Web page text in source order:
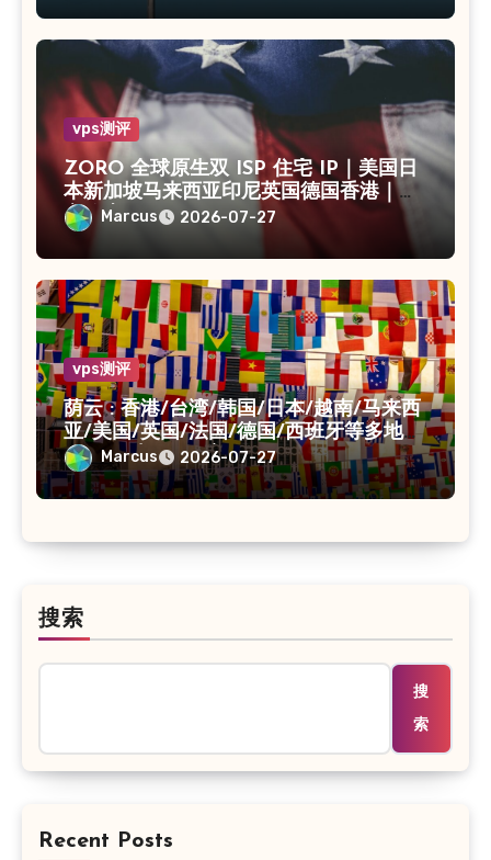
vps测评
ZORO 全球原生双 ISP 住宅 IP｜美国日
本新加坡马来西亚印尼英国德国香港｜独
享静态 IPv4
Marcus 2026-07-27
vps测评
荫云 : 香港/台湾/韩国/日本/越南/马来西
亚/美国/英国/法国/德国/西班牙等多地
VPS/原生IP /住宅IP/双ISP
Marcus 2026-07-27
搜索
搜
索
Recent Posts